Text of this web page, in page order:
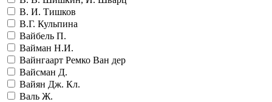
В. И. Тишков
В.Г. Кульпина
Вайбель П.
Вайман Н.И.
Вайнгаарт Ремко Ван дер
Вайсман Д.
Вайян Дж. Кл.
Валь Ж.